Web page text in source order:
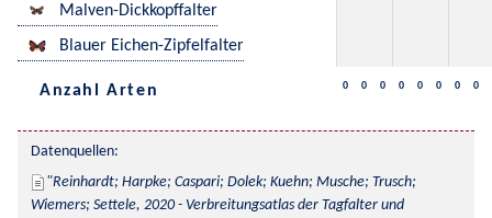
Malven-Dickkopffalter
Blauer Eichen-Zipfelfalter
Anzahl Arten 0 0 0 0 0 0 0 0
Datenquellen:
Reinhardt; Harpke; Caspari; Dolek; Kuehn; Musche; Trusch;
Wiemers; Settele, 2020 - Verbreitungsatlas der Tagfalter und